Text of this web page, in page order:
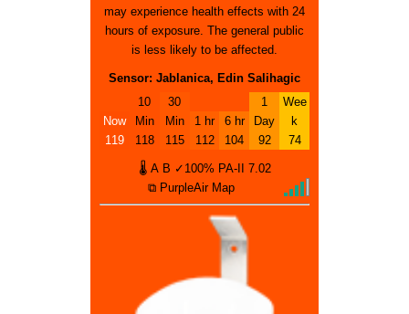
may experience health effects with 24
hours of exposure. The general public
is less likely to be affected.
Sensor: Jablanica, Edin Salihagic
Now
119
10
Min
118
30
Min
115
1 hr
112
6 hr
104
1
Day
92
Wee
k
74
🌡 A B ✓100% PA-II
7.02
⧉ PurpleAir Map